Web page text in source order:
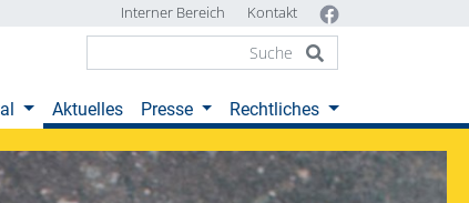
Interner Bereich Kontakt
(current)Aktuelles Presse Rechtliches